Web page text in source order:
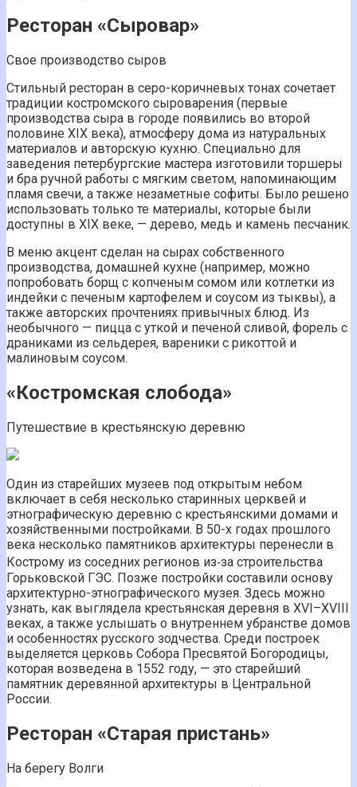
Ресторан «Сыровар»
Свое производство сыров
Стильный ресторан в серо-коричневых тонах сочетает
традиции костромского сыроварения (первые
производства сыра в городе появились во второй
половине XIX века), атмосферу дома из натуральных
материалов и авторскую кухню. Специально для
заведения петербургские мастера изготовили торшеры
и бра ручной работы с мягким светом, напоминающим
пламя свечи, а также незаметные софиты. Было решено
использовать только те материалы, которые были
доступны в XIX веке, — дерево, медь и камень песчаник.
В меню акцент сделан на сырах собственного
производства, домашней кухне (например, можно
попробовать борщ с копченым сомом или котлетки из
индейки с печеным картофелем и соусом из тыквы), а
также авторских прочтениях привычных блюд. Из
необычного — пицца с уткой и печеной сливой, форель с
драниками из сельдерея, вареники с рикоттой и
малиновым соусом.
«Костромская слобода»
Путешествие в крестьянскую деревню
Один из старейших музеев под открытым небом
включает в себя несколько старинных церквей и
этнографическую деревню с крестьянскими домами и
хозяйственными постройками. В 50-х годах прошлого
века несколько памятников архитектуры перенесли в
Кострому из соседних регионов из‑за строительства
Горьковской ГЭС. Позже постройки составили основу
архитектурно-этнографического музея. Здесь можно
узнать, как выглядела крестьянская деревня в XVI–XVIII
веках, а также услышать о внутреннем убранстве домов
и особенностях русского зодчества. Среди построек
выделяется церковь Собора Пресвятой Богородицы,
которая возведена в 1552 году, — это старейший
памятник деревянной архитектуры в Центральной
России.
Ресторан «Старая пристань»
На берегу Волги